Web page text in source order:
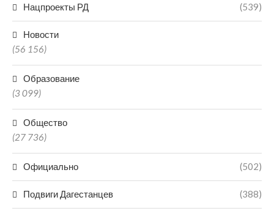
Нацпроекты РД (539)
Новости
(56 156)
Образование
(3 099)
Общество
(27 736)
Официально (502)
Подвиги Дагестанцев (388)